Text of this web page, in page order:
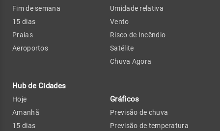
Fim de semana
15 dias
Praias
Aeroportos
Hub de Cidades
Hoje
Amanhã
15 dias
Umidade relativa
Vento
Risco de Incêndio
Satélite
Chuva Agora
Gráficos
Previsão de chuva
Previsão de temperatura